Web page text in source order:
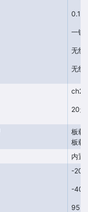
一键
无线
无线
20
板载
板载
内置
-
-
95%